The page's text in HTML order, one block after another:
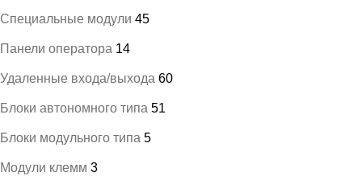
Специальные модули 45
Панели оператора 14
Удаленные входа/выхода 60
Блоки автономного типа 51
Блоки модульного типа 5
Модули клемм 3